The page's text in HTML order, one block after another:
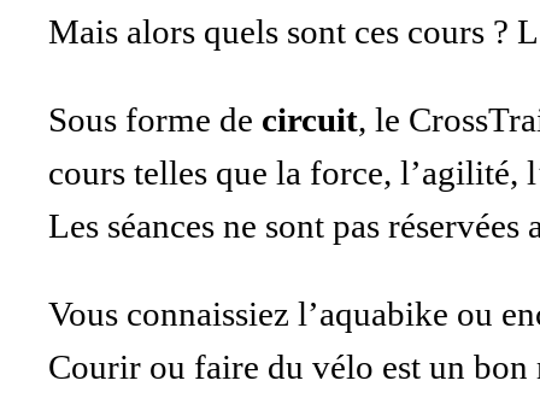
Mais alors quels sont ces cours ?
Sous forme de circuit, le
cours telles que la force,
Les séances ne sont pas
Vous connaissiez l’aquabike ou
Courir ou faire du vélo est un bon